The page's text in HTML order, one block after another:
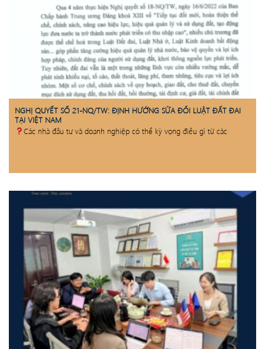
NGHỊ QUYẾT SỐ 21-NQ/TW: ĐỊNH HƯỚNG SỬA ĐỔI LUẬT ĐẤT ĐAI
TẠI VIỆT NAM
Các nhà đầu tư và doanh nghiệp có thể kỳ vọng điều gì từ các